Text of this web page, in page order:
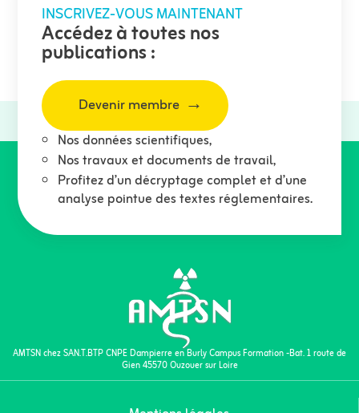
INSCRIVEZ-VOUS MAINTENANT
Accédez à toutes nos
publications :
Devenir membre
Nos données scientifiques,
Nos travaux et documents de travail,
Profitez d’un décryptage complet et d’une
analyse pointue des textes réglementaires.
AMTSN chez SAN.T.BTP CNPE Dampierre en Burly Campus Formation -Bat. 1 route de
Gien 45570 Ouzouer sur Loire